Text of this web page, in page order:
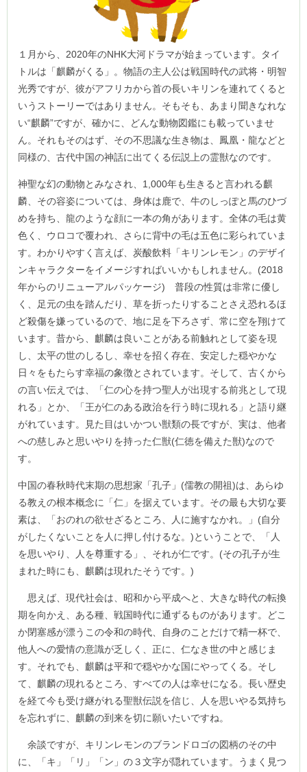
１月から、2020年のNHK大河ドラマが始まっています。タイ
トルは「麒麟がくる」。物語の主人公は戦国時代の武将・明智
光秀ですが、彼がアフリカから首の長いキリンを連れてくると
いうストーリーではありません。そもそも、あまり聞きなれな
い“麒麟”ですが、確かに、どんな動物図鑑にも載っていませ
ん。それもそのはず、その不思議な生き物は、鳳凰・龍などと
同様の、古代中国の神話に出てくる伝説上の霊獣なのです。
神聖な幻の動物とみなされ、1,000年も生きると言われる麒
麟、その容姿については、身体は鹿で、牛のしっぽと馬のひづ
めを持ち、龍のような顔に一本の角があります。全体の毛は黄
色く、ウロコで覆われ、さらに背中の毛は五色に彩られていま
す。わかりやすく言えば、炭酸飲料「キリンレモン」のデザイ
ンキャラクターをイメージすればいいかもしれません。(2018
年からのリニューアルパッケージ) 普段の性質は非常に優し
く、足元の虫を踏んだり、草を折ったりすることさえ恐れるほ
ど殺傷を嫌っているので、地に足を下ろさず、常に空を翔けて
います。昔から、麒麟は良いことがある前触れとして姿を現
し、太平の世のしるし、幸せを招く存在、安定した穏やかな
日々をもたらす幸福の象徴とされています。そして、古くから
の言い伝えでは、「仁の心を持つ聖人が出現する前兆として現
れる」とか、「王が仁のある政治を行う時に現れる」と語り継
がれています。見た目はいかつい獣類の長ですが、実は、他者
への慈しみと思いやりを持った仁獣(仁徳を備えた獣)なので
す。
中国の春秋時代末期の思想家「孔子」(儒教の開祖)は、あらゆ
る教えの根本概念に「仁」を据えています。その最も大切な要
素は、「おのれの欲せざるところ、人に施すなかれ。」(自分
がしたくないことを人に押し付けるな。)ということで、「人
を思いやり、人を尊重する」、それが仁です。(その孔子が生
まれた時にも、麒麟は現れたそうです。)
思えば、現代社会は、昭和から平成へと、大きな時代の転換
期を向かえ、ある種、戦国時代に通ずるものがあります。どこ
か閉塞感が漂うこの令和の時代、自身のことだけで精一杯で、
他人への愛情の意識が乏しく、正に、仁なき世の中と感じま
す。それでも、麒麟は平和で穏やかな国にやってくる。そし
て、麒麟の現れるところ、すべての人は幸せになる。長い歴史
を経て今も受け継がれる聖獣伝説を信じ、人を思いやる気持ち
を忘れずに、麒麟の到来を切に願いたいですね。
余談ですが、キリンレモンのブランドロゴの図柄のその中
に、「キ」「リ」「ン」の３文字が隠れています。うまく見つ